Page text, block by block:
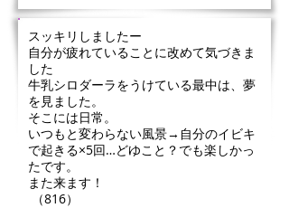
スッキリしましたー
自分が疲れていることに改めて気づきま
した
牛乳シロダーラをうけている最中は、夢
を見ました。
そこには日常。
いつもと変わらない風景→自分のイビキ
で起きる×5回…どゆこと？でも楽しかっ
たです。
また来ます！
（816）